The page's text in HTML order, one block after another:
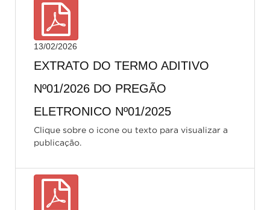
13/02/2026
EXTRATO DO TERMO ADITIVO
Nº01/2026 DO PREGÃO
ELETRONICO Nº01/2025
Clique sobre o icone ou texto para visualizar a
publicação.